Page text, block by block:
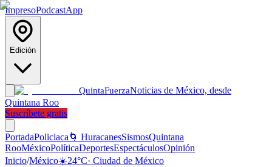
ImpresoPodcastApp
Edición
QuintaFuerzaNoticias de México, desde
Quintana Roo
Suscríbete gratis
PortadaPoliciaca 🌀 HuracanesSismosQuintana
RooMéxicoPolíticaDeportesEspectáculosOpinión
Inicio/México☀️24°C· Ciudad de México